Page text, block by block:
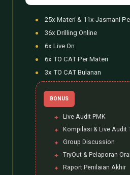
25x Materi & 11x Jasmani
36x Drilling Online
6x Live On
6x TO CAT Per Materi
3x TO CAT Bulanan
BONUS
Live Audit PMK
Kompilasi & Live Audit
Group Discussion
TryOut & Pelaporan
Raport Penilaian Akhir